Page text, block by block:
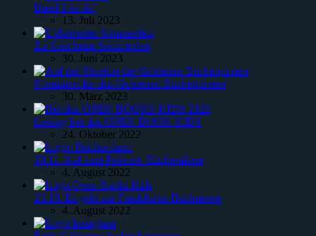
Band 2 ist da!
13. Juli 2023
Zu Gast beim Sommerfest
30. Juni 2023
Nominiert für den Goldenen Bücherpiraten
30. März 2023
Lesung bei den OPEN BOOK KIDS
24. Oktober 2022
19.11. Auf zum Podcast: Bücheralarm
4. August 2022
23.10. Es geht zur Frankfurter Buchmesse
4. August 2022